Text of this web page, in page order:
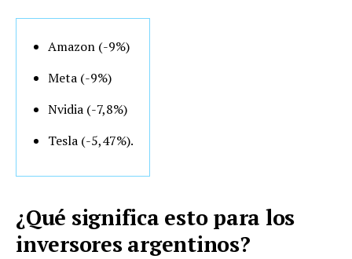
Amazon (-9%)
Meta (-9%)
Nvidia (-7,8%)
Tesla (-5,47%).
¿Qué significa esto para los
inversores argentinos?